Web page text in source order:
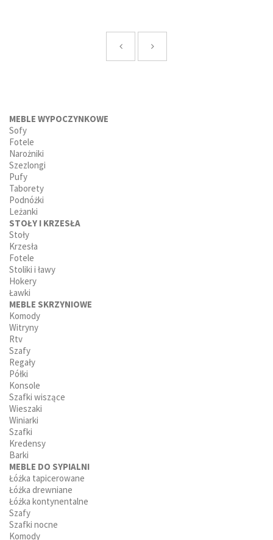
MEBLE WYPOCZYNKOWE
Sofy
Fotele
Narożniki
Szezlongi
Pufy
Taborety
Podnóżki
Leżanki
STOŁY I KRZESŁA
Stoły
Krzesła
Fotele
Stoliki i ławy
Hokery
Ławki
MEBLE SKRZYNIOWE
Komody
Witryny
Rtv
Szafy
Regały
Półki
Konsole
Szafki wiszące
Wieszaki
Winiarki
Szafki
Kredensy
Barki
MEBLE DO SYPIALNI
Łóżka tapicerowane
Łóżka drewniane
Łóżka kontynentalne
Szafy
Szafki nocne
Komody